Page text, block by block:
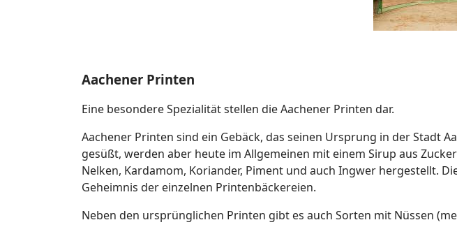
Aachener Printen
Eine besondere Spezialität stellen die Aachener Printen dar.
Aachener Printen sind ein Gebäck, das seinen Ursprung in der Stadt
gesüßt, werden aber heute im Allgemeinen mit einem Sirup aus
Nelken, Kardamom, Koriander, Piment und auch Ingwer hergestellt.
Geheimnis der einzelnen Printenbäckereien.
Neben den ursprünglichen Printen gibt es auch Sorten mit Nüssen